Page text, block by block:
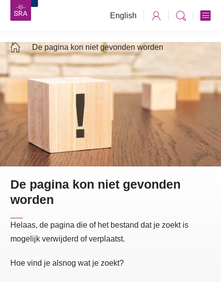
English
De pagina kon niet gevonden worden
De pagina kon niet gevonden
worden
Helaas, de pagina die of het bestand dat je zoekt is
mogelijk verwijderd of verplaatst.
Hoe vind je alsnog wat je zoekt?